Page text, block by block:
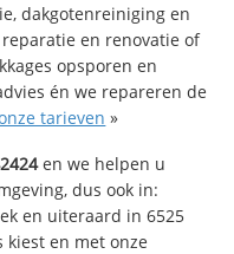
dakgotenreiniging en
en renovatie of
opsporen en
én we repareren de
tarieven »
en we helpen u
dus ook in:
en uiteraard in 6525
kiest en met onze